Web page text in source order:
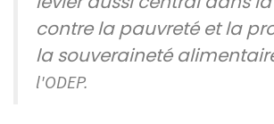
contre la pauvreté et la
la souveraineté
l'ODEP.